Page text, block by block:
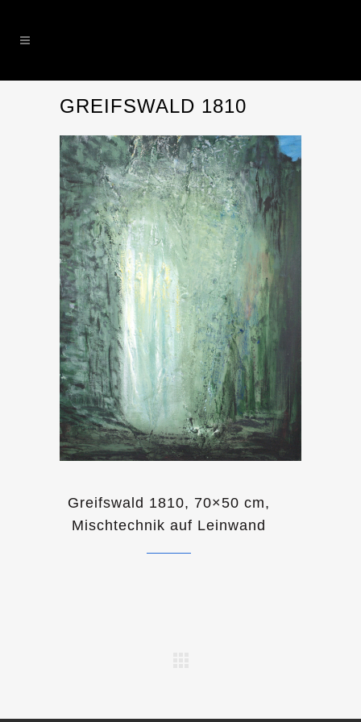
GREIFSWALD 1810
Greifswald 1810, 70×50 cm,
Mischtechnik auf Leinwand